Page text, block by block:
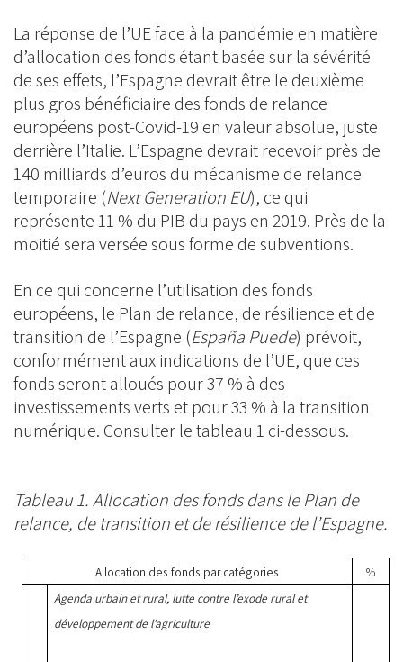
La réponse de l’UE face à la pandémie en matière
d’allocation des fonds étant basée sur la sévérité
de ses effets, l’Espagne devrait être le deuxième
plus gros bénéficiaire des fonds de relance
européens post-Covid-19 en valeur absolue, juste
derrière l’Italie. L’Espagne devrait recevoir près de
140 milliards d’euros du mécanisme de relance
temporaire (Next Generation EU), ce qui
représente 11 % du PIB du pays en 2019. Près de la
moitié sera versée sous forme de subventions.
En ce qui concerne l’utilisation des fonds
européens, le Plan de relance, de résilience et de
transition de l’Espagne (España Puede) prévoit,
conformément aux indications de l’UE, que ces
fonds seront alloués pour 37 % à des
investissements verts et pour 33 % à la transition
numérique. Consulter le tableau 1 ci-dessous.
Tableau 1. Allocation des fonds dans le Plan de
relance, de transition et de résilience de l’Espagne.
Allocation des fonds par catégories
%
Agenda urbain et rural, lutte contre l’exode rural et
développement de l’agriculture